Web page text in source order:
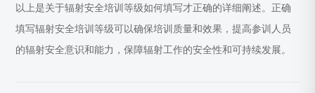
以上是关于辐射安全培训等级如何填写才正确的详细阐述。正确
填写辐射安全培训等级可以确保培训质量和效果，提高参训人员
的辐射安全意识和能力，保障辐射工作的安全性和可持续发展。